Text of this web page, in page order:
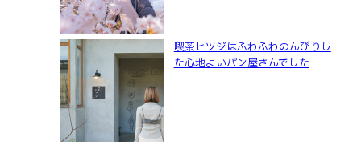
喫茶ヒツジはふわふわのんびりし
た心地よいパン屋さんでした